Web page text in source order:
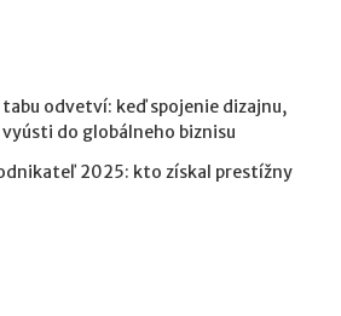
odvetví: keď spojenie dizajnu,
do globálneho biznisu
2025: kto získal prestížny